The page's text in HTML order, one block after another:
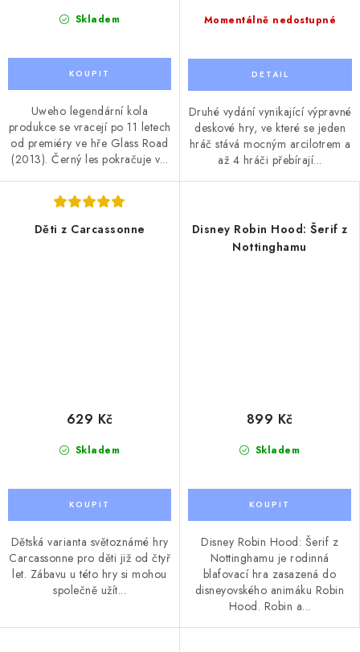
Skladem
Uweho legendární kola
produkce se vracejí po 11 letech
od premiéry ve hře Glass Road
(2013). Černý les pokračuje v...
Momentálně nedostupné
Druhé vydání vynikající výpravné
deskové hry, ve které se jeden
hráč stává mocným arcilotrem a
až 4 hráči přebírají...
Děti z Carcassonne
Skladem
629 Kč
Dětská varianta světoznámé hry
Carcassonne pro děti již od čtyř
let. Zábavu u této hry si mohou
společně užít...
Disney Robin Hood: Šerif z
Nottinghamu
Skladem
899 Kč
Disney Robin Hood: Šerif z
Nottinghamu je rodinná
blafovací hra zasazená do
disneyovského animáku Robin
Hood. Robin a...